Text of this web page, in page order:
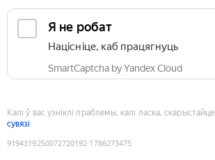
Я не робат
Націсніце, каб працягнуць
SmartCaptcha by Yandex Cloud
Калі ў вас узніклі праблемы, калі ласка, скарыстайце
сувязі
9194319250072720192:1786273475